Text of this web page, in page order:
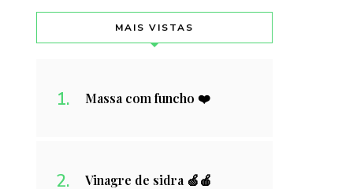
MAIS VISTAS
Massa com funcho ❤️
Vinagre de sidra 🍏🍎